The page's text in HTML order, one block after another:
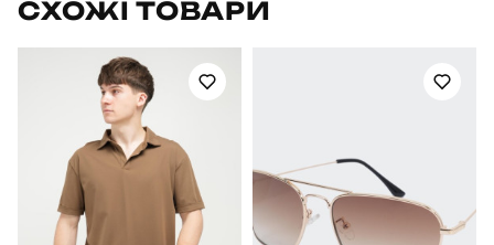
SRru28912XLba
Призначення
чоловічий
СХОЖІ ТОВАРИ